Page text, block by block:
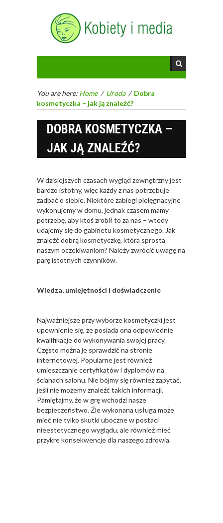
You are here: Home / Uroda / Dobra
kosmetyczka – jak ją znaleźć?
DOBRA KOSMETYCZKA –
JAK JĄ ZNALEŹĆ?
W dzisiejszych czasach wygląd zewnętrzny jest
bardzo istotny, więc każdy z nas potrzebuje
zadbać o siebie. Niektóre zabiegi pielęgnacyjne
wykonujemy w domu, jednak czasem mamy
potrzebę, aby ktoś zrobił to za nas – wtedy
udajemy się do gabinetu kosmetycznego. Jak
znaleźć dobrą kosmetyczkę, która sprosta
naszym oczekiwaniom? Należy zwrócić uwagę na
parę istotnych czynników.
Wiedza, umiejętności i doświadczenie
Najważniejsze przy wyborze kosmetyczki jest
upewnienie się, że posiada ona odpowiednie
kwalifikacje do wykonywania swojej pracy.
Często można je sprawdzić na stronie
internetowej. Popularne jest również
umieszczanie certyfikatów i dyplomów na
ścianach salonu. Nie bójmy się również zapytać,
jeśli nie możemy znaleźć takich informacji.
Pamiętajmy, że w grę wchodzi nasze
bezpieczeństwo. Źle wykonana usługa może
mieć nie tylko skutki uboczne w postaci
nieestetycznego wyglądu, ale również mieć
przykre konsekwencje dla naszego zdrowia.